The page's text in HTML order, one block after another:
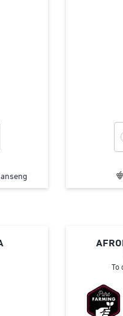
Το